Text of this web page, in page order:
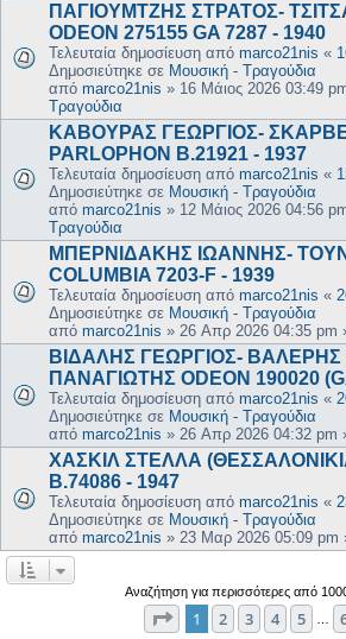
ΠΑΓΙΟΥΜΤΖΗΣ ΣΤΡΑΤΟΣ-
ODEON 275155 GA 7287 - 1940
Τελευταία δημοσίευση από marco21nis «
Δημοσιεύτηκε σε Μουσική - Τραγούδια
από marco21nis » 16 Μάιος 2026 03:49
Τραγούδια
ΚΑΒΟΥΡΑΣ ΓΕΩΡΓΙΟΣ-
PARLOPHON B.21921 - 1937
Τελευταία δημοσίευση από marco21nis «
Δημοσιεύτηκε σε Μουσική - Τραγούδια
από marco21nis » 12 Μάιος 2026 04:56
Τραγούδια
ΜΠΕΡΝΙΔΑΚΗΣ ΙΩΑΝΝΗΣ-
COLUMBIA 7203-F - 1939
Τελευταία δημοσίευση από marco21nis «
Δημοσιεύτηκε σε Μουσική - Τραγούδια
από marco21nis » 26 Απρ 2026 04:35 pm
ΒΙΔΑΛΗΣ ΓΕΩΡΓΙΟΣ- ΒΑΛΕΡΗΣ
ΠΑΝΑΓΙΩΤΗΣ ODEON 190020
Τελευταία δημοσίευση από marco21nis «
Δημοσιεύτηκε σε Μουσική - Τραγούδια
από marco21nis » 26 Απρ 2026 04:32 pm
ΧΑΣΚΙΛ ΣΤΕΛΛΑ
B.74086 - 1947
Τελευταία δημοσίευση από marco21nis «
Δημοσιεύτηκε σε Μουσική - Τραγούδια
από marco21nis » 23 Μαρ 2026 05:09 pm
Αναζήτηση για περισσότερες από
Σελίδα από67
1 2 3 4 5